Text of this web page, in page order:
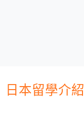
日本留學介紹